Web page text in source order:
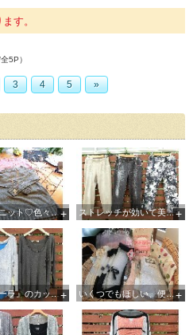
す。
5P）
3 4 5 »
あたたかニット♡色々揃ってます！！ ストレッチが効いて美脚効果も抜群のパンツたち、左の２本はなんとリバーシブル！！
『フェリーラ』のカットソーは重ね着でカラーコーディネートを楽しむのがおススメです いくつでもほしい、便利なショートソックスやフットカバーも揃っています♡